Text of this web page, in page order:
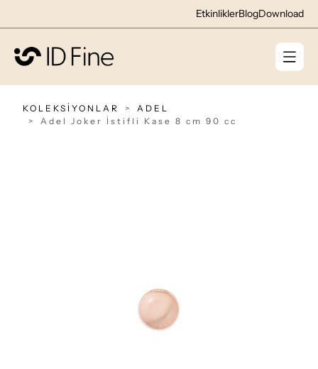
EtkinliklerBlogDownload
KOLEKSİYONLAR
ADEL
Adel Joker İstifli Kase 8 cm 90 cc